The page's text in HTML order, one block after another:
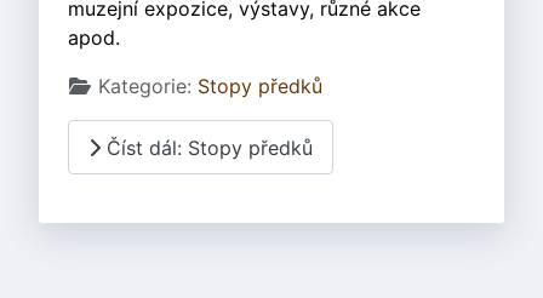
muzejní expozice, výstavy, různé akce
apod.
Základní údaje
Kategorie: Stopy předků
Číst dál: Stopy předků